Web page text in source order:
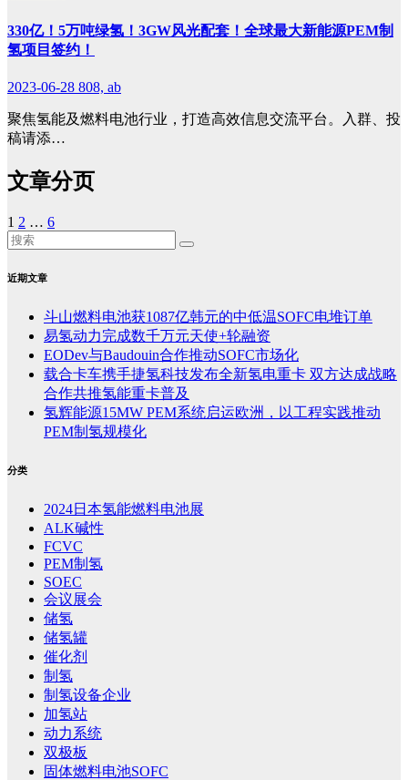
330亿！5万吨绿氢！3GW风光配套！全球最大新能源PEM制
氢项目签约！
2023-06-28 808, ab
聚焦氢能及燃料电池行业，打造高效信息交流平台。入群、投
稿请添…
文章分页
1 2 … 6
近期文章
斗山燃料电池获1087亿韩元的中低温SOFC电堆订单
易氢动力完成数千万元天使+轮融资
EODev与Baudouin合作推动SOFC市场化
载合卡车携手捷氢科技发布全新氢电重卡 双方达成战略
合作共推氢能重卡普及
氢辉能源15MW PEM系统启运欧洲，以工程实践推动
PEM制氢规模化
分类
2024日本氢能燃料电池展
ALK碱性
FCVC
PEM制氢
SOEC
会议展会
储氢
储氢罐
催化剂
制氢
制氢设备企业
加氢站
动力系统
双极板
固体燃料电池SOFC